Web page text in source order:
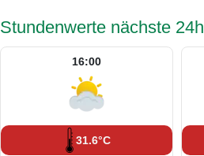
Stundenwerte nächste 24h
16:00
31.6°C